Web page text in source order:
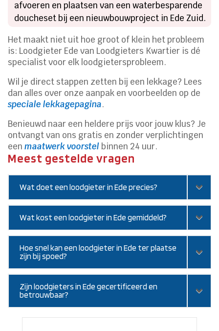
afvoeren en plaatsen van een waterbesparende
doucheset bij een nieuwbouwproject in Ede Zuid.
Het maakt niet uit hoe groot of klein het probleem
is: Loodgieter Ede van Loodgieters Kwartier is dé
specialist voor elk loodgietersprobleem.
Wil je direct stappen zetten bij een lekkage? Lees
dan alles over onze aanpak en voorbeelden op de
speciale lekkagepagina.
Benieuwd naar een heldere prijs voor jouw klus? Je
ontvangt van ons gratis en zonder verplichtingen
eenmaatwerk voorstelbinnen 24 uur.
Meest gestelde vragen
Wat doet een loodgieter in Ede precies?
Wat kost een loodgieter in Ede gemiddeld?
Hoe snel kan een loodgieter in Ede ter plaatse
zijn bij spoed?
Zijn loodgieters in Ede gecertificeerd en
betrouwbaar?